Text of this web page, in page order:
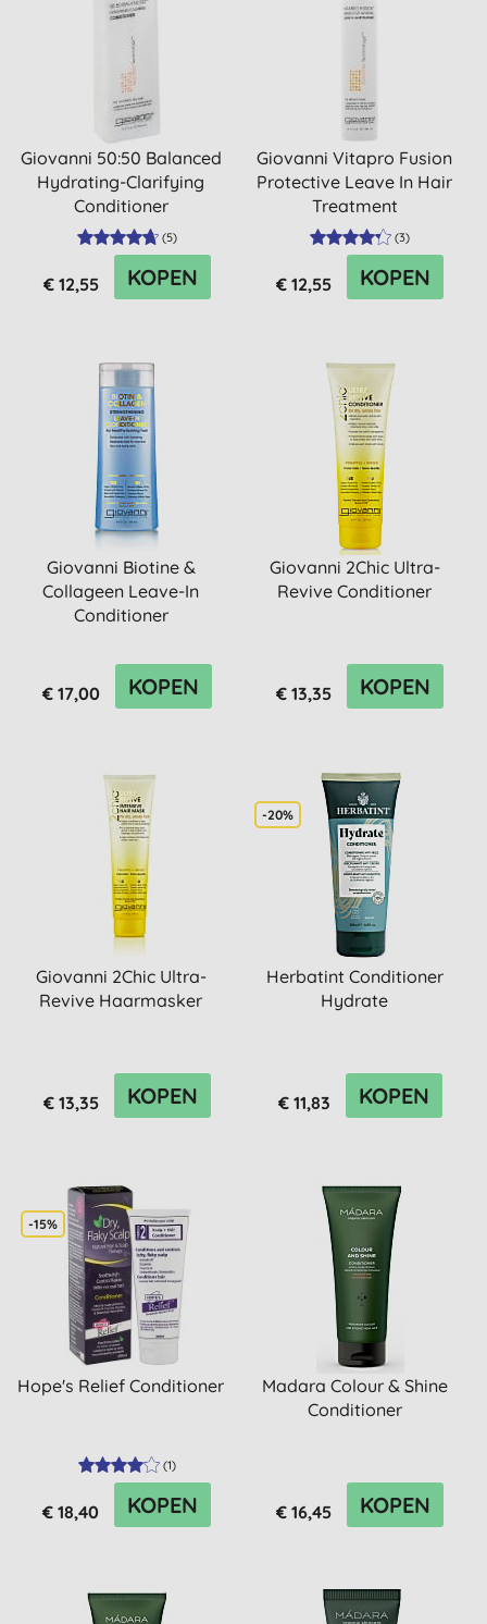
Giovanni 50:50 Balanced
Hydrating-Clarifying
Conditioner
(5)
€ 12,55 KOPEN
Giovanni Vitapro Fusion
Protective Leave In Hair
Treatment
(3)
€ 12,55 KOPEN
Giovanni Biotine &
Collageen Leave-In
Conditioner
€ 17,00 KOPEN
Giovanni 2Chic Ultra-
Revive Conditioner
€ 13,35 KOPEN
Giovanni 2Chic Ultra-
Revive Haarmasker
€ 13,35 KOPEN
-20%
Herbatint Conditioner
Hydrate
€ 11,83 KOPEN
-15%
Hope's Relief Conditioner
(1)
€ 18,40 KOPEN
Madara Colour & Shine
Conditioner
€ 16,45 KOPEN